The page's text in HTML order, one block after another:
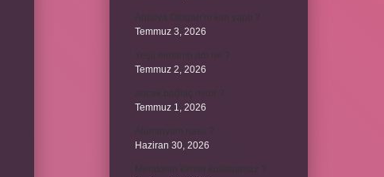
Antalya Otogarı’nı kim yaptı ?
Temmuz 3, 2026
Temmuz 2, 2026
ancak bağlaç mıdır ?
Temmuz 1, 2026
Haziran 30, 2026